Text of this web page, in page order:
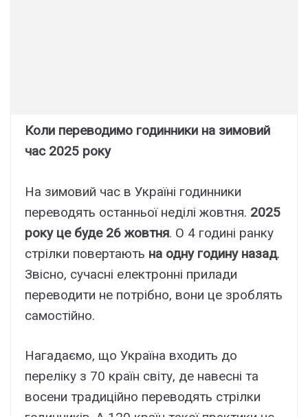
Коли переводимо годинники на зимовий
час 2025 року
На зимовий час в Україні годинники
переводять останньої неділі жовтня. 2025
року це буде 26 жовтня. О 4 годині ранку
стрілки повертають на одну годину назад.
Звісно, сучасні електронні прилади
переводити не потрібно, вони це зроблять
самостійно.
Нагадаємо, що Україна входить до
переліку з 70 країн світу, де навесні та
восени традиційно переводять стрілки